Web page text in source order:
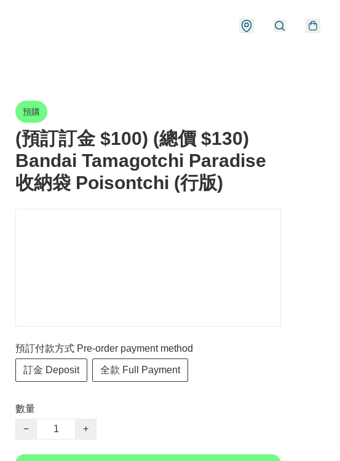
預購
(預訂訂金 $100) (總價 $130)
Bandai Tamagotchi Paradise
收納袋 Poisontchi (行版)
預訂付款方式 Pre-order payment method
訂金 Deposit 全款 Full Payment
數量
−
+